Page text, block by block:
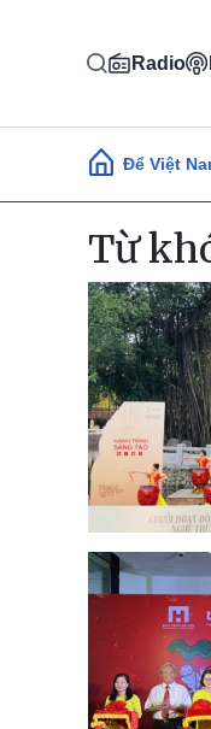
Radio
Main Để Việt
Từ